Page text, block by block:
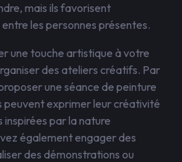
mais ils favorisent
les personnes présentes.
une touche artistique à votre
des ateliers créatifs. Par
une séance de peinture
peuvent exprimer leur créativité
par la nature
également engager des
des démonstrations ou